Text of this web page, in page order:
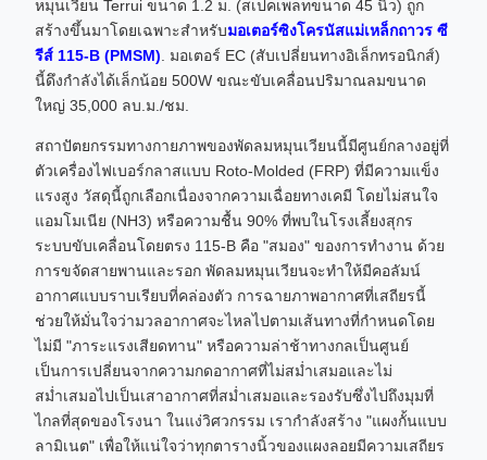
หมุนเวียน Terrui ขนาด 1.2 ม. (สเปคเพลทขนาด 45 นิ้ว) ถูก
สร้างขึ้นมาโดยเฉพาะสำหรับมอเตอร์ซิงโครนัสแม่เหล็กถาวร ซี
รีส์ 115-B (PMSM) . มอเตอร์ EC (สับเปลี่ยนทางอิเล็กทรอนิกส์)
นี้ดึงกำลังได้เล็กน้อย 500W ขณะขับเคลื่อนปริมาณลมขนาด
ใหญ่ 35,000 ลบ.ม./ชม.
สถาปัตยกรรมทางกายภาพของพัดลมหมุนเวียนนี้มีศูนย์กลางอยู่ที่
ตัวเครื่องไฟเบอร์กลาสแบบ Roto-Molded (FRP) ที่มีความแข็ง
แรงสูง วัสดุนี้ถูกเลือกเนื่องจากความเฉื่อยทางเคมี โดยไม่สนใจ
แอมโมเนีย (NH3) หรือความชื้น 90% ที่พบในโรงเลี้ยงสุกร
ระบบขับเคลื่อนโดยตรง 115-B คือ "สมอง" ของการทำงาน ด้วย
การขจัดสายพานและรอก พัดลมหมุนเวียนจะทำให้มีคอลัมน์
อากาศแบบราบเรียบที่คล่องตัว การฉายภาพอากาศที่เสถียรนี้
ช่วยให้มั่นใจว่ามวลอากาศจะไหลไปตามเส้นทางที่กำหนดโดย
ไม่มี "ภาระแรงเสียดทาน" หรือความล่าช้าทางกลเป็นศูนย์
เป็นการเปลี่ยนจากความกดอากาศที่ไม่สม่ำเสมอและไม่
สม่ำเสมอไปเป็นเสาอากาศที่สม่ำเสมอและรองรับซึ่งไปถึงมุมที่
ไกลที่สุดของโรงนา ในแง่วิศวกรรม เรากำลังสร้าง "แผงกั้นแบบ
ลามิเนต" เพื่อให้แน่ใจว่าทุกตารางนิ้วของแผงลอยมีความเสถียร